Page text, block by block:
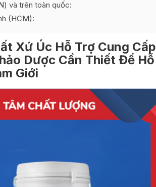
và trên toàn quốc:
(HCM):
Xứ Úc Hỗ Trợ Cung Cấp
Dược Cần Thiết Để Hỗ
Giới